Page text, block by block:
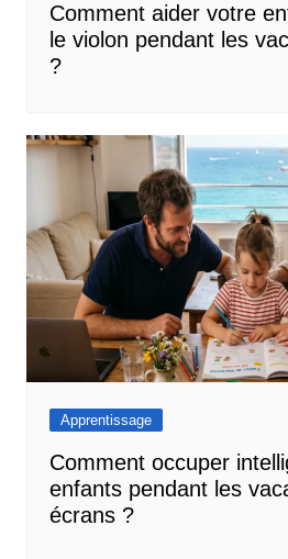
Comment aider votre
le violon pendant les
?
Apprentissage
Comment occuper
enfants pendant les
écrans ?